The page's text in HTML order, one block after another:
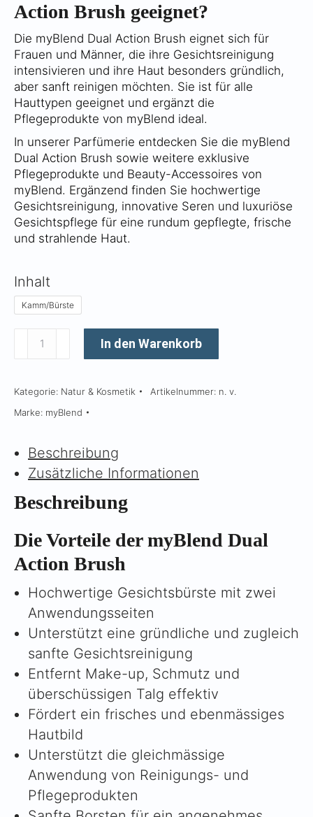
Action Brush geeignet?
Die myBlend Dual Action Brush eignet sich für
Frauen und Männer, die ihre Gesichtsreinigung
intensivieren und ihre Haut besonders gründlich,
aber sanft reinigen möchten. Sie ist für alle
Hauttypen geeignet und ergänzt die
Pflegeprodukte von myBlend ideal.
In unserer Parfümerie entdecken Sie die myBlend
Dual Action Brush sowie weitere exklusive
Pflegeprodukte und Beauty-Accessoires von
myBlend. Ergänzend finden Sie hochwertige
Gesichtsreinigung, innovative Seren und luxuriöse
Gesichtspflege für eine rundum gepflegte, frische
und strahlende Haut.
Inhalt
Kamm/Bürste
Dual
Action
Menge
In den Warenkorb
Kategorie: Natur & Kosmetik Artikelnummer: n. v.
Marke: myBlend
Beschreibung
Zusätzliche Informationen
Beschreibung
Die Vorteile der myBlend Dual
Action Brush
Hochwertige Gesichtsbürste mit zwei
Anwendungsseiten
Unterstützt eine gründliche und zugleich
sanfte Gesichtsreinigung
Entfernt Make-up, Schmutz und
überschüssigen Talg effektiv
Fördert ein frisches und ebenmässiges
Hautbild
Unterstützt die gleichmässige
Anwendung von Reinigungs- und
Pflegeprodukten